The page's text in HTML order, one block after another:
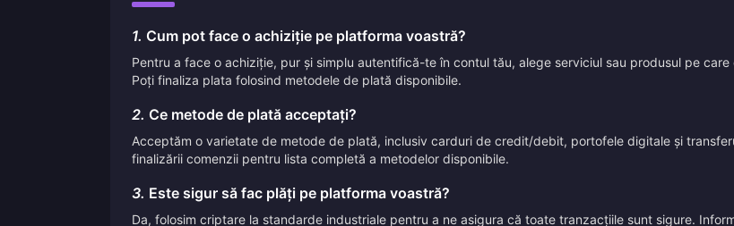
1. Cum pot face o achiziție pe platforma voastră?
Pentru a face o achiziție, pur și simplu autentifică-te în contul tău, alege serviciul sau produsul pe
Poți finaliza plata folosind metodele de plată disponibile.
2. Ce metode de plată acceptați?
Acceptăm o varietate de metode de plată, inclusiv carduri de credit/debit, portofele digitale și
finalizării comenzii pentru lista completă a metodelor disponibile.
3. Este sigur să fac plăți pe platforma voastră?
Da, folosim criptare la standarde industriale pentru a ne asigura că toate tranzacțiile sunt sigure.